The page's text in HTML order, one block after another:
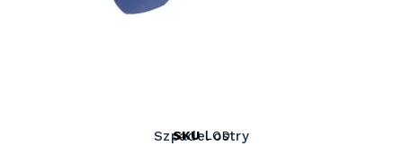
Szpadel ostry
SKULOD